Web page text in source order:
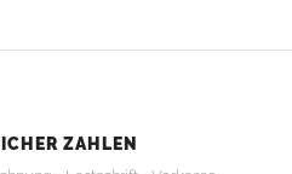
ZAHLEN